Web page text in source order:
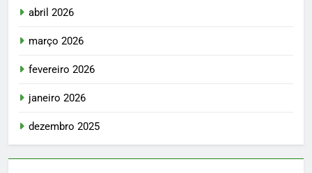
abril 2026
março 2026
fevereiro 2026
janeiro 2026
dezembro 2025